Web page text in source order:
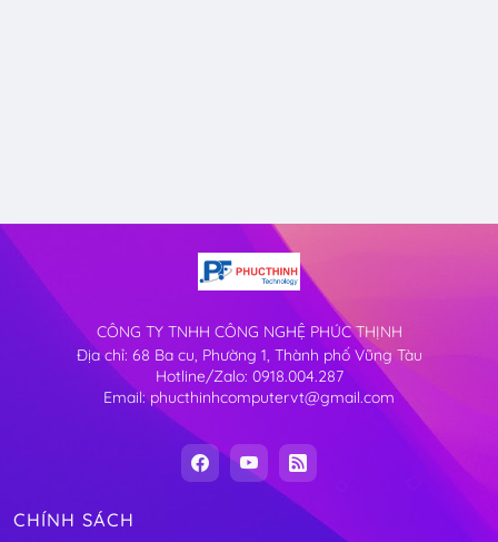
CÔNG TY TNHH CÔNG NGHỆ PHÚC THỊNH
Địa chỉ: 68 Ba cu, Phường 1, Thành phố Vũng Tàu
Hotline/Zalo: 0918.004.287
Email: phucthinhcomputervt@gmail.com
CHÍNH SÁCH